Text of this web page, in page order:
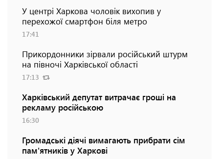
У центрі Харкова чоловік вихопив у
перехожої смартфон біля метро
17:41
Прикордонники зірвали російський штурм
на півночі Харківської області
17:13
Харківський депутат витрачає гроші на
рекламу російською
16:30
Громадські діячі вимагають прибрати сім
пам'ятників у Харкові